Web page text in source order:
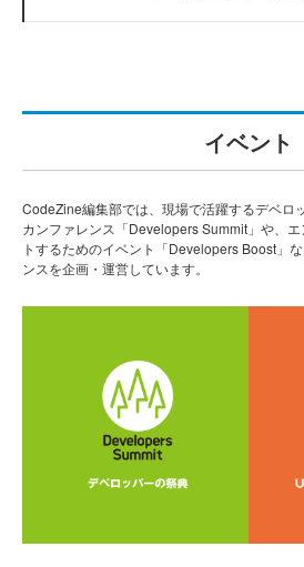
イベント
CodeZine編集部では、現場で活躍するデベロ
カンファレンス「Developers Summit」や、
トするためのイベント「Developers Boost」
ンスを企画・運営しています。